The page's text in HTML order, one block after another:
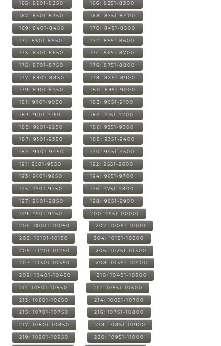
165: 8201-8250 166: 8251-8300
167: 8301-8350 168: 8351-8400
169: 8401-8450 170: 8451-8500
171: 8501-8550 172: 8551-8600
173: 8601-8650 174: 8651-8700
175: 8701-8750 176: 8751-8800
177: 8801-8850 178: 8851-8900
179: 8901-8950 180: 8951-9000
181: 9001-9050 182: 9051-9100
183: 9101-9150 184: 9151-9200
185: 9201-9250 186: 9251-9300
187: 9301-9350 188: 9351-9400
189: 9401-9450 190: 9451-9500
191: 9501-9550 192: 9551-9600
193: 9601-9650 194: 9651-9700
195: 9701-9750 196: 9751-9800
197: 9801-9850 198: 9851-9900
199: 9901-9950 200: 9951-10000
201: 10001-10050 202: 10051-10100
203: 10101-10150 204: 10151-10200
205: 10201-10250 206: 10251-10300
207: 10301-10350 208: 10351-10400
209: 10401-10450 210: 10451-10500
211: 10501-10550 212: 10551-10600
213: 10601-10650 214: 10651-10700
215: 10701-10750 216: 10751-10800
217: 10801-10850 218: 10851-10900
219: 10901-10950 220: 10951-11000